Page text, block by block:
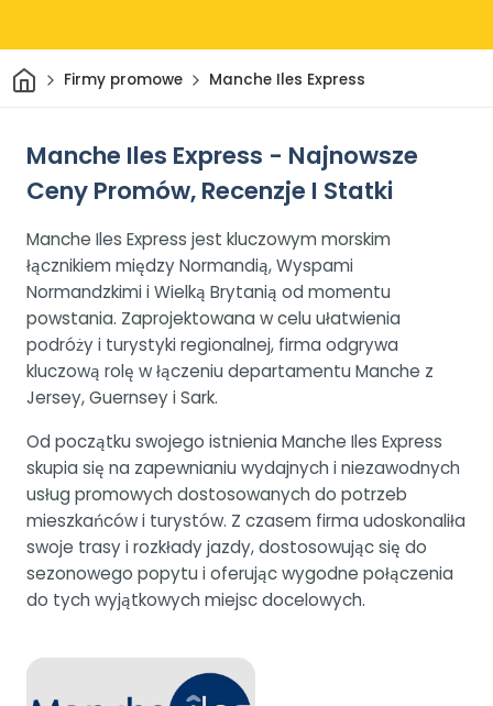
DomFirmy promowe Manche Iles Express
Manche Iles Express - Najnowsze
Ceny Promów, Recenzje I Statki
Manche Iles Express jest kluczowym morskim
łącznikiem między Normandią, Wyspami
Normandzkimi i Wielką Brytanią od momentu
powstania. Zaprojektowana w celu ułatwienia
podróży i turystyki regionalnej, firma odgrywa
kluczową rolę w łączeniu departamentu Manche z
Jersey, Guernsey i Sark.
Od początku swojego istnienia Manche Iles Express
skupia się na zapewnianiu wydajnych i niezawodnych
usług promowych dostosowanych do potrzeb
mieszkańców i turystów. Z czasem firma udoskonaliła
swoje trasy i rozkłady jazdy, dostosowując się do
sezonowego popytu i oferując wygodne połączenia
do tych wyjątkowych miejsc docelowych.